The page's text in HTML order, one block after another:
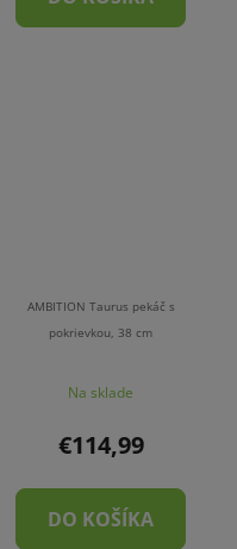
AMBITION Taurus pekáč s
pokrievkou, 38 cm
Na sklade
€114,99
DO KOŠÍKA